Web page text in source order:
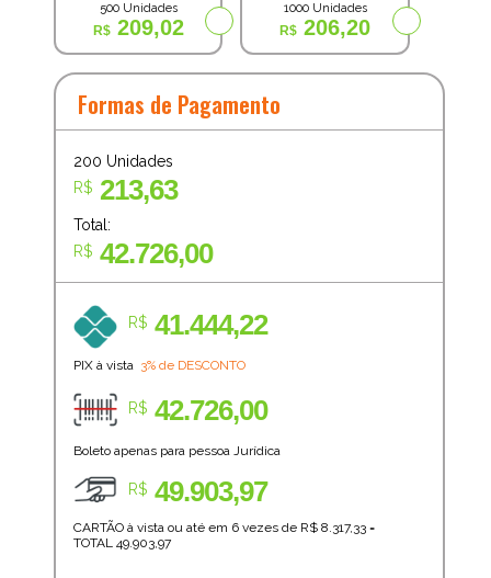
500 Unidades
209,02
1000 Unidades
206,20
Formas de Pagamento
200 Unidades
R$ 213,63
Total:
R$ 42.726,00
R$ 41.444,22
PIX à vista 3% de DESCONTO
R$ 42.726,00
Boleto apenas para pessoa Jurídica
R$ 49.903,97
CARTÃO à vista ou até em 6 vezes de R$ 8.317,33=
TOTAL 49.903,97